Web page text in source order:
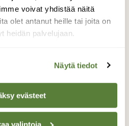
voivat yhdistää näitä
olet antanut heille tai joita on
heidän palvelujaan.
Näytä tiedot
evästeet
valintoja
Graphosoma